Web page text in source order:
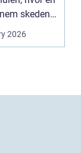
skeden
2026